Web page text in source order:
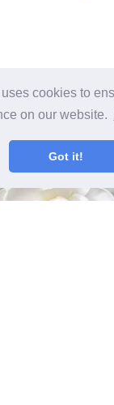
cookies to
on our website.
Got it!